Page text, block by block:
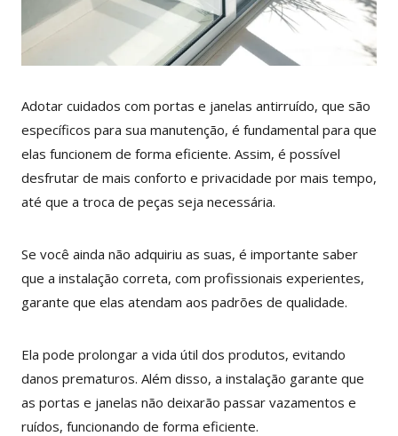
Adotar cuidados com portas e janelas antirruído, que são
específicos para sua manutenção, é fundamental para que
elas funcionem de forma eficiente. Assim, é possível
desfrutar de mais conforto e privacidade por mais tempo,
até que a troca de peças seja necessária.
Se você ainda não adquiriu as suas, é importante saber
que a instalação correta, com profissionais experientes,
garante que elas atendam aos padrões de qualidade.
Ela pode prolongar a vida útil dos produtos, evitando
danos prematuros. Além disso, a instalação garante que
as portas e janelas não deixarão passar vazamentos e
ruídos, funcionando de forma eficiente.